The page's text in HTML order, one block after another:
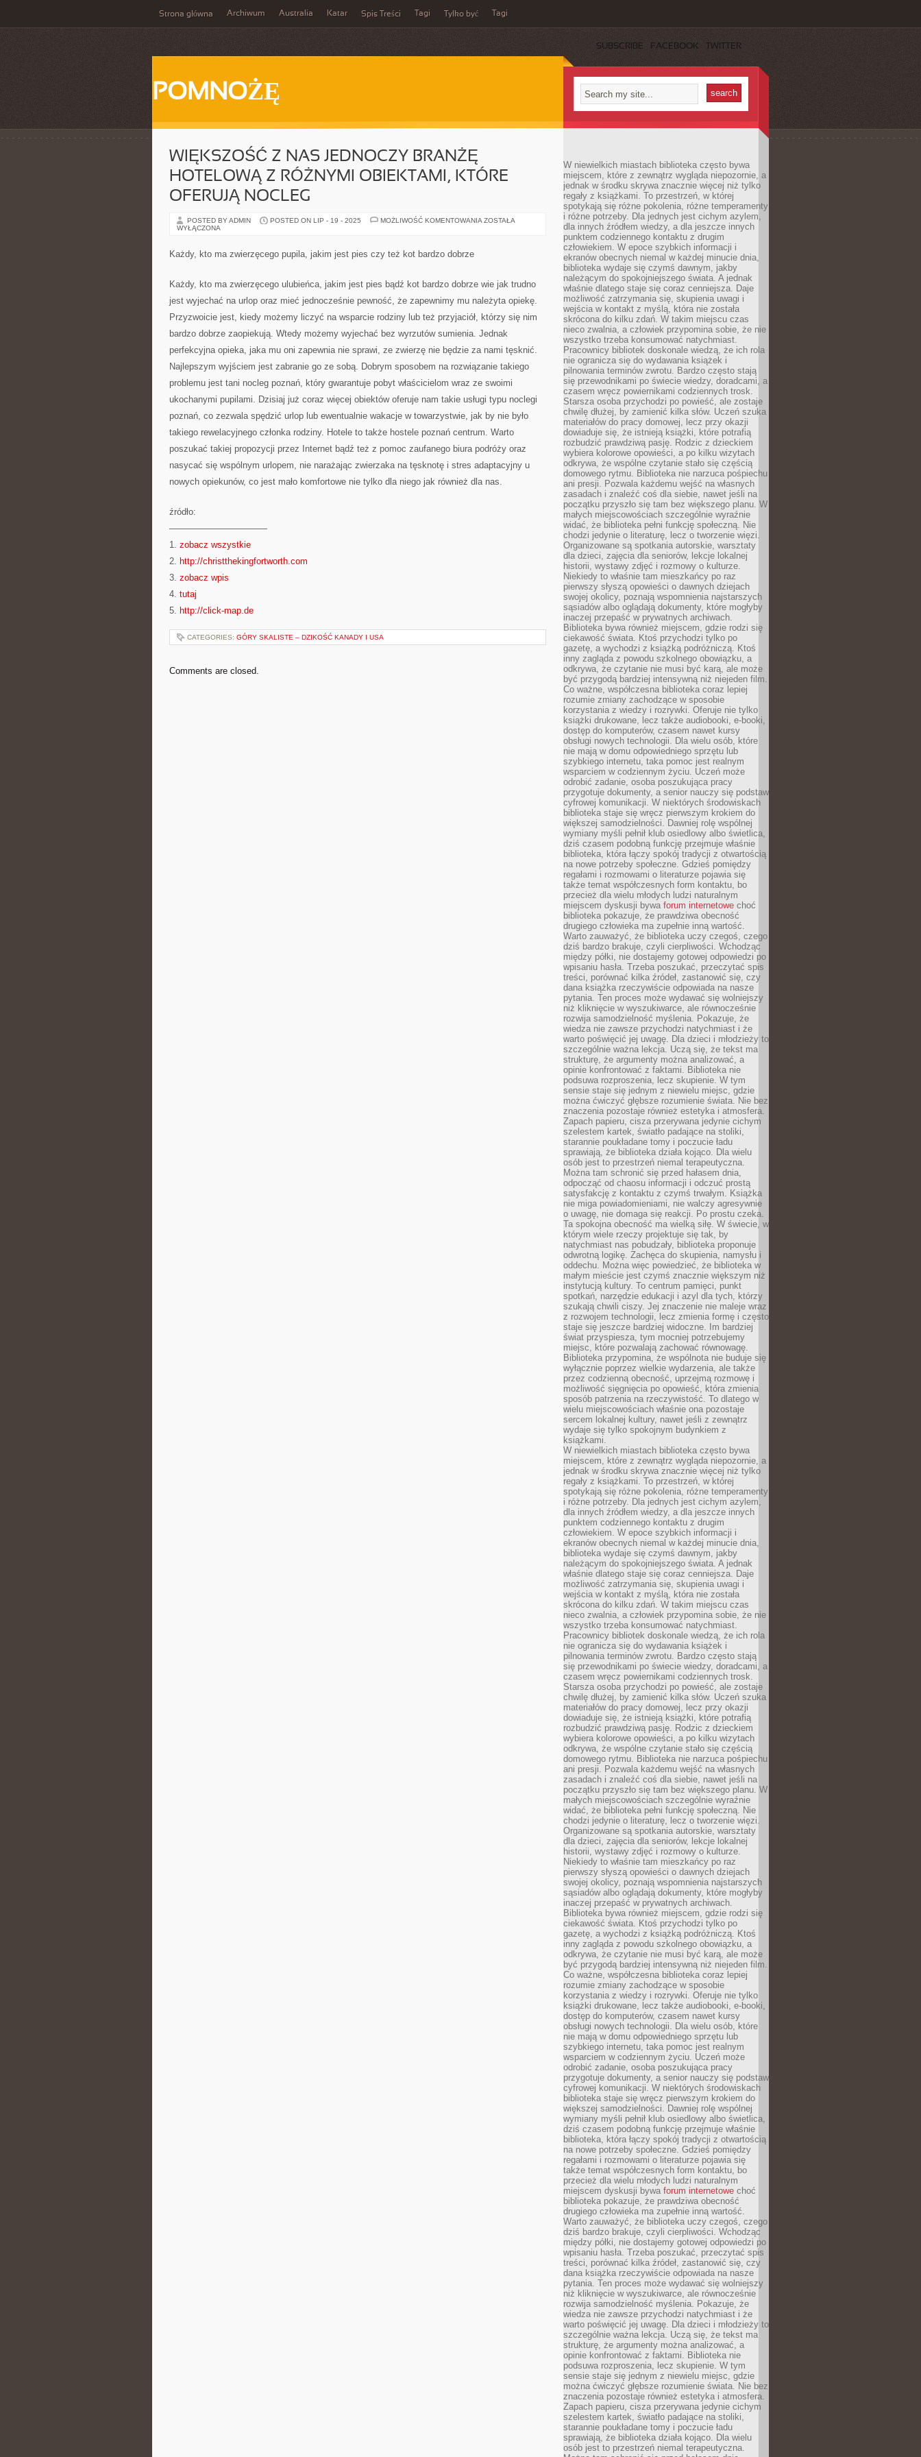
Strona główna Archiwum Australia Katar Spis Treści Tagi Tylko być Tagi
SUBSCRIBE FACEBOOK TWITTER
POMNOŻĘ
WIĘKSZOŚĆ Z NAS JEDNOCZY BRANŻĘ
HOTELOWĄ Z RÓŻNYMI OBIEKTAMI, KTÓRE
OFERUJĄ NOCLEG
POSTED BY ADMIN POSTED ON LIP - 19 - 2025 MOŻLIWOŚĆ KOMENTOWANIA WIĘKSZOŚĆ
OBIEKTAMI,
KTÓRE
NOCLEG
ZOSTAŁA
WYŁĄCZONA
Każdy, kto ma zwierzęcego pupila, jakim jest pies czy też kot bardzo dobrze
Każdy, kto ma zwierzęcego ulubieńca, jakim jest pies bądź kot bardzo dobrze wie jak trudno
jest wyjechać na urlop oraz mieć jednocześnie pewność, że zapewnimy mu należyta opiekę.
Przyzwoicie jest, kiedy możemy liczyć na wsparcie rodziny lub też przyjaciół, którzy się nim
bardzo dobrze zaopiekują. Wtedy możemy wyjechać bez wyrzutów sumienia. Jednak
perfekcyjna opieka, jaka mu oni zapewnia nie sprawi, ze zwierzę nie będzie za nami tęsknić.
Najlepszym wyjściem jest zabranie go ze sobą. Dobrym sposobem na rozwiązanie takiego
problemu jest tani nocleg poznań, który gwarantuje pobyt właścicielom wraz ze swoimi
ukochanymi pupilami. Dzisiaj już coraz więcej obiektów oferuje nam takie usługi typu noclegi
poznań, co zezwala spędzić urlop lub ewentualnie wakacje w towarzystwie, jak by nie było
takiego rewelacyjnego członka rodziny. Hotele to także hostele poznań centrum. Warto
poszukać takiej propozycji przez Internet bądź też z pomoc zaufanego biura podróży oraz
nasycać się wspólnym urlopem, nie narażając zwierzaka na tęsknotę i stres adaptacyjny u
nowych opiekunów, co jest mało komfortowe nie tylko dla niego jak również dla nas.
źródło:
———————————
1. zobacz wszystkie
2. http://christthekingfortworth.com
3. zobacz wpis
4. tutaj
5. http://click-map.de
CATEGORIES: GÓRY SKALISTE – DZIKOŚĆ KANADY I USA
Comments are closed.
W niewielkich miastach biblioteka często bywa
miejscem, które z zewnątrz wygląda niepozornie, a
jednak w środku skrywa znacznie więcej niż tylko
regały z książkami. To przestrzeń, w której
spotykają się różne pokolenia, różne temperamenty
i różne potrzeby. Dla jednych jest cichym azylem,
dla innych źródłem wiedzy, a dla jeszcze innych
punktem codziennego kontaktu z drugim
człowiekiem. W epoce szybkich informacji i
ekranów obecnych niemal w każdej minucie dnia,
biblioteka wydaje się czymś dawnym, jakby
należącym do spokojniejszego świata. A jednak
właśnie dlatego staje się coraz cenniejsza. Daje
możliwość zatrzymania się, skupienia uwagi i
wejścia w kontakt z myślą, która nie została
skrócona do kilku zdań. W takim miejscu czas
nieco zwalnia, a człowiek przypomina sobie, że nie
wszystko trzeba konsumować natychmiast.
Pracownicy bibliotek doskonale wiedzą, że ich rola
nie ogranicza się do wydawania książek i
pilnowania terminów zwrotu. Bardzo często stają
się przewodnikami po świecie wiedzy, doradcami, a
czasem wręcz powiernikami codziennych trosk.
Starsza osoba przychodzi po powieść, ale zostaje
chwilę dłużej, by zamienić kilka słów. Uczeń szuka
materiałów do pracy domowej, lecz przy okazji
dowiaduje się, że istnieją książki, które potrafią
rozbudzić prawdziwą pasję. Rodzic z dzieckiem
wybiera kolorowe opowieści, a po kilku wizytach
odkrywa, że wspólne czytanie stało się częścią
domowego rytmu. Biblioteka nie narzuca pośpiechu
ani presji. Pozwala każdemu wejść na własnych
zasadach i znaleźć coś dla siebie, nawet jeśli na
początku przyszło się tam bez większego planu. W
małych miejscowościach szczególnie wyraźnie
widać, że biblioteka pełni funkcję społeczną. Nie
chodzi jedynie o literaturę, lecz o tworzenie więzi.
Organizowane są spotkania autorskie, warsztaty
dla dzieci, zajęcia dla seniorów, lekcje lokalnej
historii, wystawy zdjęć i rozmowy o kulturze.
Niekiedy to właśnie tam mieszkańcy po raz
pierwszy słyszą opowieści o dawnych dziejach
swojej okolicy, poznają wspomnienia najstarszych
sąsiadów albo oglądają dokumenty, które mogłyby
inaczej przepaść w prywatnych archiwach.
Biblioteka bywa również miejscem, gdzie rodzi się
ciekawość świata. Ktoś przychodzi tylko po
gazetę, a wychodzi z książką podróżniczą. Ktoś
inny zagląda z powodu szkolnego obowiązku, a
odkrywa, że czytanie nie musi być karą, ale może
być przygodą bardziej intensywną niż niejeden film.
Co ważne, współczesna biblioteka coraz lepiej
rozumie zmiany zachodzące w sposobie
korzystania z wiedzy i rozrywki. Oferuje nie tylko
książki drukowane, lecz także audiobooki, e-booki,
dostęp do komputerów, czasem nawet kursy
obsługi nowych technologii. Dla wielu osób, które
nie mają w domu odpowiedniego sprzętu lub
szybkiego internetu, taka pomoc jest realnym
wsparciem w codziennym życiu. Uczeń może
odrobić zadanie, osoba poszukująca pracy
przygotuje dokumenty, a senior nauczy się podstaw
cyfrowej komunikacji. W niektórych środowiskach
biblioteka staje się wręcz pierwszym krokiem do
większej samodzielności. Dawniej rolę wspólnej
wymiany myśli pełnił klub osiedlowy albo świetlica,
dziś czasem podobną funkcję przejmuje właśnie
biblioteka, która łączy spokój tradycji z otwartością
na nowe potrzeby społeczne. Gdzieś pomiędzy
regałami i rozmowami o literaturze pojawia się
także temat współczesnych form kontaktu, bo
przecież dla wielu młodych ludzi naturalnym
miejscem dyskusji bywa forum internetowe choć
biblioteka pokazuje, że prawdziwa obecność
drugiego człowieka ma zupełnie inną wartość.
Warto zauważyć, że biblioteka uczy czegoś, czego
dziś bardzo brakuje, czyli cierpliwości. Wchodząc
między półki, nie dostajemy gotowej odpowiedzi po
wpisaniu hasła. Trzeba poszukać, przeczytać spis
treści, porównać kilka źródeł, zastanowić się, czy
dana książka rzeczywiście odpowiada na nasze
pytania. Ten proces może wydawać się wolniejszy
niż kliknięcie w wyszukiwarce, ale równocześnie
rozwija samodzielność myślenia. Pokazuje, że
wiedza nie zawsze przychodzi natychmiast i że
warto poświęcić jej uwagę. Dla dzieci i młodzieży to
szczególnie ważna lekcja. Uczą się, że tekst ma
strukturę, że argumenty można analizować, a
opinie konfrontować z faktami. Biblioteka nie
podsuwa rozproszenia, lecz skupienie. W tym
sensie staje się jednym z niewielu miejsc, gdzie
można ćwiczyć głębsze rozumienie świata. Nie bez
znaczenia pozostaje również estetyka i atmosfera.
Zapach papieru, cisza przerywana jedynie cichym
szelestem kartek, światło padające na stoliki,
starannie poukładane tomy i poczucie ładu
sprawiają, że biblioteka działa kojąco. Dla wielu
osób jest to przestrzeń niemal terapeutyczna.
Można tam schronić się przed hałasem dnia,
odpocząć od chaosu informacji i odczuć prostą
satysfakcję z kontaktu z czymś trwałym. Książka
nie miga powiadomieniami, nie walczy agresywnie
o uwagę, nie domaga się reakcji. Po prostu czeka.
Ta spokojna obecność ma wielką siłę. W świecie, w
którym wiele rzeczy projektuje się tak, by
natychmiast nas pobudzały, biblioteka proponuje
odwrotną logikę. Zachęca do skupienia, namysłu i
oddechu. Można więc powiedzieć, że biblioteka w
małym mieście jest czymś znacznie większym niż
instytucją kultury. To centrum pamięci, punkt
spotkań, narzędzie edukacji i azyl dla tych, którzy
szukają chwili ciszy. Jej znaczenie nie maleje wraz
z rozwojem technologii, lecz zmienia formę i często
staje się jeszcze bardziej widoczne. Im bardziej
świat przyspiesza, tym mocniej potrzebujemy
miejsc, które pozwalają zachować równowagę.
Biblioteka przypomina, że wspólnota nie buduje się
wyłącznie poprzez wielkie wydarzenia, ale także
przez codzienną obecność, uprzejmą rozmowę i
możliwość sięgnięcia po opowieść, która zmienia
sposób patrzenia na rzeczywistość. To dlatego w
wielu miejscowościach właśnie ona pozostaje
sercem lokalnej kultury, nawet jeśli z zewnątrz
wydaje się tylko spokojnym budynkiem z
książkami.
W niewielkich miastach biblioteka często bywa
miejscem, które z zewnątrz wygląda niepozornie, a
jednak w środku skrywa znacznie więcej niż tylko
regały z książkami. To przestrzeń, w której
spotykają się różne pokolenia, różne temperamenty
i różne potrzeby. Dla jednych jest cichym azylem,
dla innych źródłem wiedzy, a dla jeszcze innych
punktem codziennego kontaktu z drugim
człowiekiem. W epoce szybkich informacji i
ekranów obecnych niemal w każdej minucie dnia,
biblioteka wydaje się czymś dawnym, jakby
należącym do spokojniejszego świata. A jednak
właśnie dlatego staje się coraz cenniejsza. Daje
możliwość zatrzymania się, skupienia uwagi i
wejścia w kontakt z myślą, która nie została
skrócona do kilku zdań. W takim miejscu czas
nieco zwalnia, a człowiek przypomina sobie, że nie
wszystko trzeba konsumować natychmiast.
Pracownicy bibliotek doskonale wiedzą, że ich rola
nie ogranicza się do wydawania książek i
pilnowania terminów zwrotu. Bardzo często stają
się przewodnikami po świecie wiedzy, doradcami, a
czasem wręcz powiernikami codziennych trosk.
Starsza osoba przychodzi po powieść, ale zostaje
chwilę dłużej, by zamienić kilka słów. Uczeń szuka
materiałów do pracy domowej, lecz przy okazji
dowiaduje się, że istnieją książki, które potrafią
rozbudzić prawdziwą pasję. Rodzic z dzieckiem
wybiera kolorowe opowieści, a po kilku wizytach
odkrywa, że wspólne czytanie stało się częścią
domowego rytmu. Biblioteka nie narzuca pośpiechu
ani presji. Pozwala każdemu wejść na własnych
zasadach i znaleźć coś dla siebie, nawet jeśli na
początku przyszło się tam bez większego planu. W
małych miejscowościach szczególnie wyraźnie
widać, że biblioteka pełni funkcję społeczną. Nie
chodzi jedynie o literaturę, lecz o tworzenie więzi.
Organizowane są spotkania autorskie, warsztaty
dla dzieci, zajęcia dla seniorów, lekcje lokalnej
historii, wystawy zdjęć i rozmowy o kulturze.
Niekiedy to właśnie tam mieszkańcy po raz
pierwszy słyszą opowieści o dawnych dziejach
swojej okolicy, poznają wspomnienia najstarszych
sąsiadów albo oglądają dokumenty, które mogłyby
inaczej przepaść w prywatnych archiwach.
Biblioteka bywa również miejscem, gdzie rodzi się
ciekawość świata. Ktoś przychodzi tylko po
gazetę, a wychodzi z książką podróżniczą. Ktoś
inny zagląda z powodu szkolnego obowiązku, a
odkrywa, że czytanie nie musi być karą, ale może
być przygodą bardziej intensywną niż niejeden film.
Co ważne, współczesna biblioteka coraz lepiej
rozumie zmiany zachodzące w sposobie
korzystania z wiedzy i rozrywki. Oferuje nie tylko
książki drukowane, lecz także audiobooki, e-booki,
dostęp do komputerów, czasem nawet kursy
obsługi nowych technologii. Dla wielu osób, które
nie mają w domu odpowiedniego sprzętu lub
szybkiego internetu, taka pomoc jest realnym
wsparciem w codziennym życiu. Uczeń może
odrobić zadanie, osoba poszukująca pracy
przygotuje dokumenty, a senior nauczy się podstaw
cyfrowej komunikacji. W niektórych środowiskach
biblioteka staje się wręcz pierwszym krokiem do
większej samodzielności. Dawniej rolę wspólnej
wymiany myśli pełnił klub osiedlowy albo świetlica,
dziś czasem podobną funkcję przejmuje właśnie
biblioteka, która łączy spokój tradycji z otwartością
na nowe potrzeby społeczne. Gdzieś pomiędzy
regałami i rozmowami o literaturze pojawia się
także temat współczesnych form kontaktu, bo
przecież dla wielu młodych ludzi naturalnym
miejscem dyskusji bywa forum internetowe choć
biblioteka pokazuje, że prawdziwa obecność
drugiego człowieka ma zupełnie inną wartość.
Warto zauważyć, że biblioteka uczy czegoś, czego
dziś bardzo brakuje, czyli cierpliwości. Wchodząc
między półki, nie dostajemy gotowej odpowiedzi po
wpisaniu hasła. Trzeba poszukać, przeczytać spis
treści, porównać kilka źródeł, zastanowić się, czy
dana książka rzeczywiście odpowiada na nasze
pytania. Ten proces może wydawać się wolniejszy
niż kliknięcie w wyszukiwarce, ale równocześnie
rozwija samodzielność myślenia. Pokazuje, że
wiedza nie zawsze przychodzi natychmiast i że
warto poświęcić jej uwagę. Dla dzieci i młodzieży to
szczególnie ważna lekcja. Uczą się, że tekst ma
strukturę, że argumenty można analizować, a
opinie konfrontować z faktami. Biblioteka nie
podsuwa rozproszenia, lecz skupienie. W tym
sensie staje się jednym z niewielu miejsc, gdzie
można ćwiczyć głębsze rozumienie świata. Nie bez
znaczenia pozostaje również estetyka i atmosfera.
Zapach papieru, cisza przerywana jedynie cichym
szelestem kartek, światło padające na stoliki,
starannie poukładane tomy i poczucie ładu
sprawiają, że biblioteka działa kojąco. Dla wielu
osób jest to przestrzeń niemal terapeutyczna.